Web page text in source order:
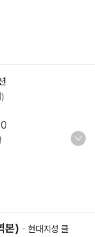
본) - 현대지성 클